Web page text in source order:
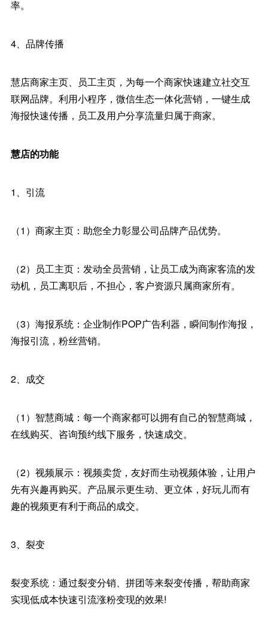
率。
4、品牌传播
慧店商家主页、员工主页，为每一个商家快速建立社交互
联网品牌。利用小程序，微信生态一体化营销，一键生成
海报快速传播，员工及用户分享流量归属于商家。
慧店的功能
1、引流
（1）商家主页：助您全力彰显公司品牌产品优势。
（2）员工主页：发动全员营销，让员工成为商家客流的发
动机，员工离职后，不担心，客户资源只属商家所有。
（3）海报系统：企业制作POP广告利器，瞬间制作海报，
海报引流，粉丝营销。
2、成交
（1）智慧商城：每一个商家都可以拥有自己的智慧商城，
在线购买、咨询预约线下服务，快速成交。
（2）视频展示：视频卖货，友好而生动视频体验，让用户
先有兴趣再购买。产品展示更生动、更立体，好玩儿而有
趣的视频更有利于商品的成交。
3、裂变
裂变系统：通过裂变分销、拼团等来裂变传播，帮助商家
实现低成本快速引流涨粉变现的效果!